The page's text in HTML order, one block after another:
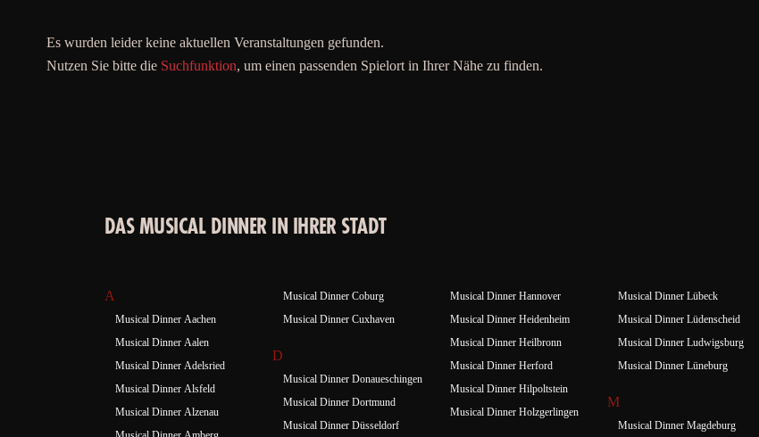
Es wurden leider keine aktuellen Veranstaltungen gefunden.
Nutzen Sie bitte die Suchfunktion, um einen passenden Spielort in Ihrer Nähe zu finden.
DAS MUSICAL DINNER IN IHRER STADT
A
Musical Dinner Aachen
Musical Dinner Aalen
Musical Dinner Adelsried
Musical Dinner Alsfeld
Musical Dinner Alzenau
Musical Dinner Coburg
Musical Dinner Cuxhaven
D
Musical Dinner Donaueschingen
Musical Dinner Dortmund
Musical Dinner Düsseldorf
Musical Dinner Hannover
Musical Dinner Heidenheim
Musical Dinner Heilbronn
Musical Dinner Herford
Musical Dinner Hilpoltstein
Musical Dinner Holzgerlingen
Musical Dinner Lübeck
Musical Dinner Lüdenscheid
Musical Dinner Ludwigsburg
Musical Dinner Lüneburg
M
Musical Dinner Magdeburg